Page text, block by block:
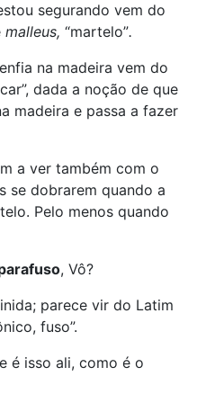
segurando vem do
malleus, “martelo”.
na madeira vem do
dada a noção de que
madeira e passa a fazer
a ver também com o
se dobrarem quando a
Pelo menos quando
, Vô?
parece vir do Latim
fuso”.
é isso ali, como é o